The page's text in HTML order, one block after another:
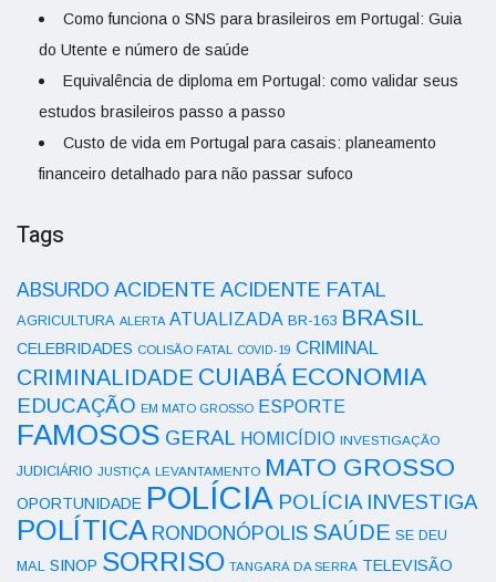
Como funciona o SNS para brasileiros em Portugal: Guia
do Utente e número de saúde
Equivalência de diploma em Portugal: como validar seus
estudos brasileiros passo a passo
Custo de vida em Portugal para casais: planeamento
financeiro detalhado para não passar sufoco
Tags
ABSURDO ACIDENTE ACIDENTE FATAL
AGRICULTURA ALERTA ATUALIZADA BR-163 BRASIL
CELEBRIDADES COLISÃO FATAL COVID-19 CRIMINAL
CRIMINALIDADE CUIABÁ ECONOMIA
EDUCAÇÃO EM MATO GROSSO ESPORTE
FAMOSOS GERAL HOMICÍDIO INVESTIGAÇÃO
JUDICIÁRIO JUSTIÇA LEVANTAMENTO MATO GROSSO
OPORTUNIDADE POLÍCIA POLÍCIA INVESTIGA
POLÍTICA RONDONÓPOLIS SAÚDE SE DEU
MAL SINOP SORRISO TANGARÁ DA SERRA TELEVISÃO